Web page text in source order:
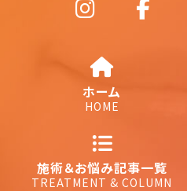
ホーム
HOME
施術＆お悩み記事一覧
TREATMENT & COLUMN